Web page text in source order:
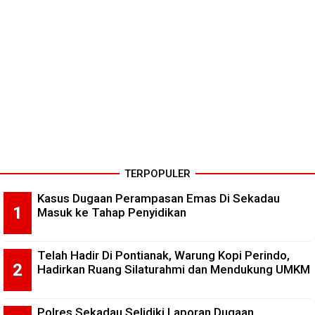
TERPOPULER
Kasus Dugaan Perampasan Emas Di Sekadau
Masuk ke Tahap Penyidikan
Telah Hadir Di Pontianak, Warung Kopi Perindo,
Hadirkan Ruang Silaturahmi dan Mendukung UMKM
Polres Sekadau Selidiki Laporan Dugaan